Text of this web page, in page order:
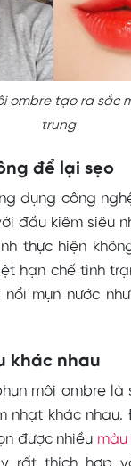
ombre tạo ra sắc
trung
để lại sẹo
dụng công
đầu kiêm siêu
thực hiện
hạn chế tình
mụn nước
khác nhau
môi ombre là
nhạt khác
được nhiều màu